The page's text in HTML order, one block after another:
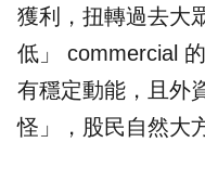
獲利，扭轉過去大
低」 commercial
有穩定動能，且外
怪」，股民自然大